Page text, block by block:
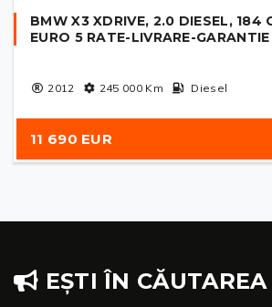
BMW X3 XDRIVE, 2.0 DIESEL, 184
EURO 5 RATE-LIVRARE-GARANTIE
2012 245 000Km Diesel
11 690 EUR
EȘTI ÎN